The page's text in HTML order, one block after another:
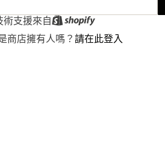
術支援來自
商店擁有人嗎？ 請在此登入